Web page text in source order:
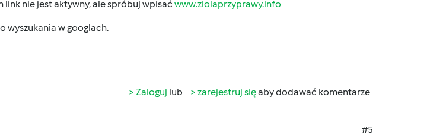
link nie jest aktywny, ale spróbuj wpisać www.ziolaprzyprawy.info
wyszukania w googlach.
Zaloguj lub zarejestruj sięaby dodawać komentarze
#5